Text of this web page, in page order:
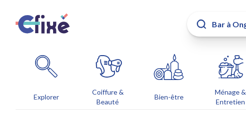
Explorer
Coiffure &
Beauté
Bien-être
Ménage &
Entretien